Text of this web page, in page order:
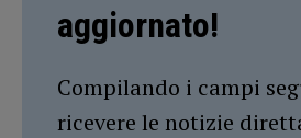
aggiornato!
Compilando i campi
ricevere le notizie